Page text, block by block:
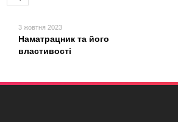
3 жовтня 2023
Наматрацник та його
властивості